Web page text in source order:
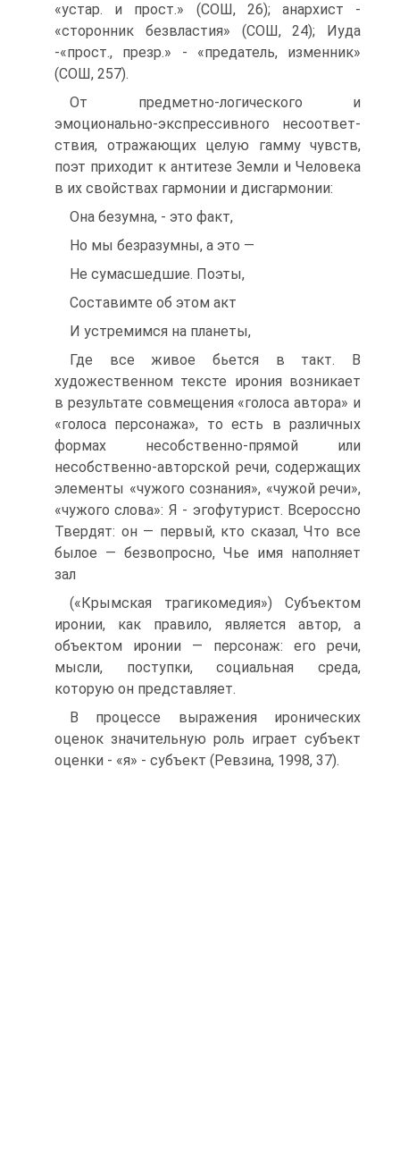
«устар. и прост.» (СОШ, 26); анархист -
«сторонник безвластия» (СОШ, 24); Иуда
-«прост., презр.» - «предатель, изменник»
(СОШ, 257).
От предметно-логического и
эмоционально-экспрессивного несоответ­
ствия, отражающих целую гамму чувств,
поэт приходит к антитезе Земли и Че­ловека
в их свойствах гармонии и дисгармонии:
Она безумна, - это факт,
Но мы безразумны, а это —
Не сумасшедшие. Поэты,
Составимте об этом акт
И устремимся на планеты,
Где все живое бьется в такт. В
художественном тексте ирония возникает
в результате совмещения «голоса автора» и
«голоса персонажа», то есть в различных
формах несобст­венно-прямой или
несобственно-авторской речи, содержащих
элементы «чужо­го сознания», «чужой речи»,
«чужого слова»: Я - эгофутурист. Всероссно
Твердят: он — первый, кто сказал, Что все
былое — безвопросно, Чье имя наполняет
зал
(«Крымская трагикомедия») Субъектом
иронии, как правило, является автор, а
объектом иронии — персонаж: его речи,
мысли, поступки, социальная среда,
которую он представ­ляет.
В процессе выражения иронических
оценок значительную роль играет субъект
оценки - «я» - субъект (Ревзина, 1998, 37).